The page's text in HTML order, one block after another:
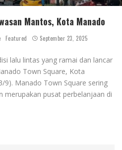
Mantos, Kota Manado
Featured September 23, 2025
lalu lintas yang ramai dan lancar
Town Square, Kota
9). Manado Town Square sering
merupakan pusat perbelanjaan di